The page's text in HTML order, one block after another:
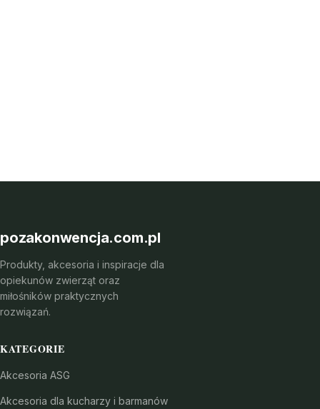
pozakonwencja.com.pl
Produkty, akcesoria i inspiracje dla
opiekunów zwierząt oraz
miłośników praktycznych
rozwiązań.
KATEGORIE
Akcesoria ASG
Akcesoria dla kucharzy i barmanów